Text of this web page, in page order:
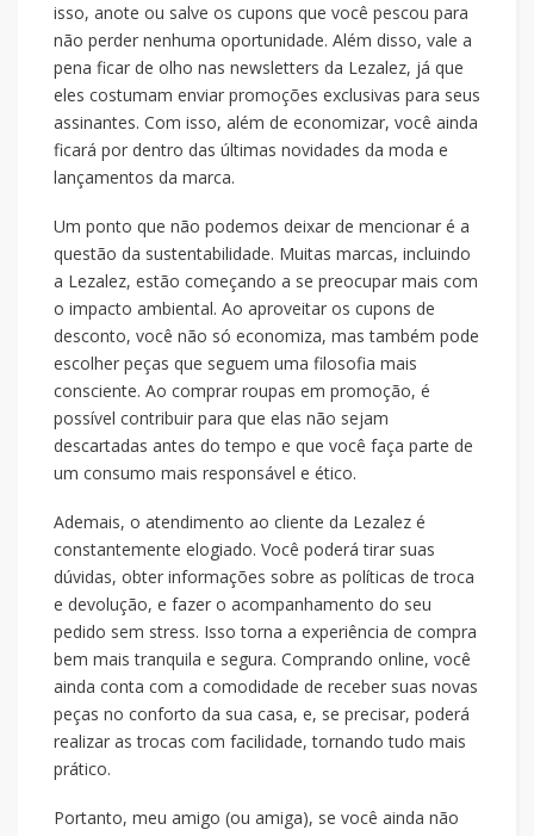
isso, anote ou salve os cupons que você pescou para
não perder nenhuma oportunidade. Além disso, vale a
pena ficar de olho nas newsletters da Lezalez, já que
eles costumam enviar promoções exclusivas para seus
assinantes. Com isso, além de economizar, você ainda
ficará por dentro das últimas novidades da moda e
lançamentos da marca.
Um ponto que não podemos deixar de mencionar é a
questão da sustentabilidade. Muitas marcas, incluindo
a Lezalez, estão começando a se preocupar mais com
o impacto ambiental. Ao aproveitar os cupons de
desconto, você não só economiza, mas também pode
escolher peças que seguem uma filosofia mais
consciente. Ao comprar roupas em promoção, é
possível contribuir para que elas não sejam
descartadas antes do tempo e que você faça parte de
um consumo mais responsável e ético.
Ademais, o atendimento ao cliente da Lezalez é
constantemente elogiado. Você poderá tirar suas
dúvidas, obter informações sobre as políticas de troca
e devolução, e fazer o acompanhamento do seu
pedido sem stress. Isso torna a experiência de compra
bem mais tranquila e segura. Comprando online, você
ainda conta com a comodidade de receber suas novas
peças no conforto da sua casa, e, se precisar, poderá
realizar as trocas com facilidade, tornando tudo mais
prático.
Portanto, meu amigo (ou amiga), se você ainda não